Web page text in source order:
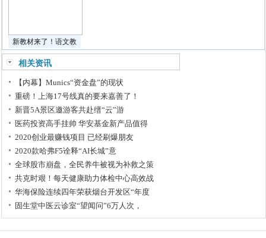
新教材来了！语文教
相关资讯
【内幕】Munics“资金盘”的现状
重磅！上海17号线真的要来嘉善了！
新晋5A景区邀游客共赴缙“云”游
医药投资高手挂帅 华安基金新产品值得
2020创业最赚钱项目 已经刷爆朋友
2020款哈弗F5诠释“AI长城”意
全球股市崩盘，全民养牛被视为补救之策
共克时艰！每天健康助力体检中心高效战
华海保险连续四年荣获烟台开发区“年度
固生堂中医云诊室“望闻问”6万人次，